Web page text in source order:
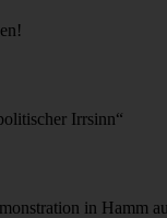
Irrsinn“
in Hamm